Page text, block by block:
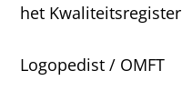
het
Logopedist / OMFT